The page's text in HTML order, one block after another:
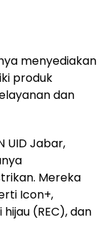
menyediakan
produk
dan
UID Jabar,
Mereka
Icon+,
(REC), dan